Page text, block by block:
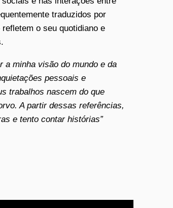
traduzidos por
o seu quotidiano e
a minha visão do mundo e da
pessoais e
trabalhos nascem do que
A partir dessas referências,
e tento contar histórias”